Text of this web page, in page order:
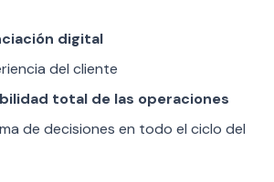
digital
del cliente
total de las operaciones
de decisiones en todo el ciclo del